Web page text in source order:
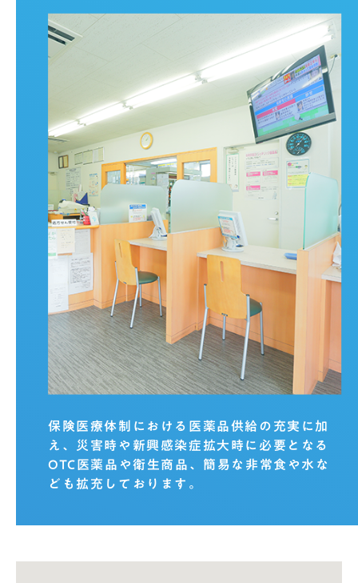
保険医療体制における医薬品供給の充実に加
え、災害時や新興感染症拡大時に必要となる
OTC医薬品や衛生商品、簡易な非常食や水な
ども拡充しております。